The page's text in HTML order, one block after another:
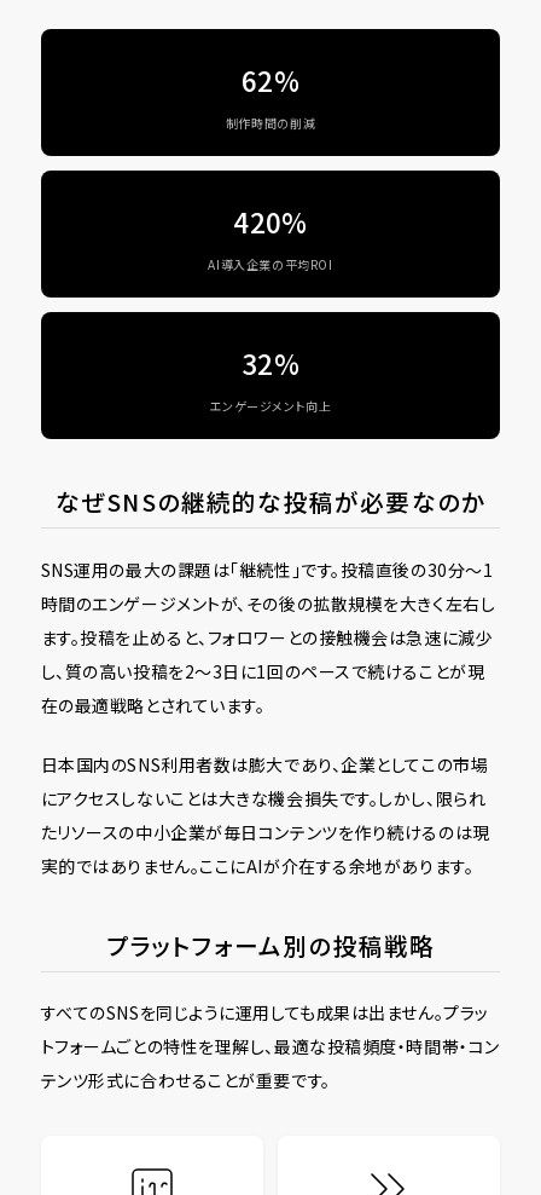
62%
制作時間の削減
420%
AI導入企業の平均ROI
32%
エンゲージメント向上
なぜSNSの継続的な投稿が必要なのか
SNS運用の最大の課題は「継続性」です。投稿直後の30分〜1
時間のエンゲージメントが、その後の拡散規模を大きく左右し
ます。投稿を止めると、フォロワーとの接触機会は急速に減少
し、質の高い投稿を2〜3日に1回のペースで続けることが現
在の最適戦略とされています。
日本国内のSNS利用者数は膨大であり、企業としてこの市場
にアクセスしないことは大きな機会損失です。しかし、限られ
たリソースの中小企業が毎日コンテンツを作り続けるのは現
実的ではありません。ここにAIが介在する余地があります。
プラットフォーム別の投稿戦略
すべてのSNSを同じように運用しても成果は出ません。プラッ
トフォームごとの特性を理解し、最適な投稿頻度・時間帯・コン
テンツ形式に合わせることが重要です。